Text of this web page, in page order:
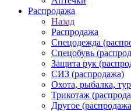
Распродажа
Назад
Распродажа
Спецодежда
Спецобувь
Защита рук
СИЗ (распродажа)
Охота, рыбалка,
Трикотаж
Другое